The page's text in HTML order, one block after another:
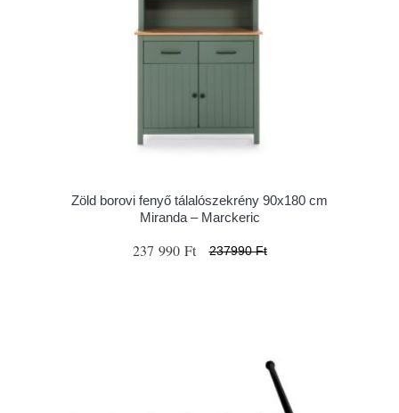
Zöld borovi fenyő tálalószekrény 90x180 cm
Miranda – Marckeric
237 990 Ft 237990 Ft